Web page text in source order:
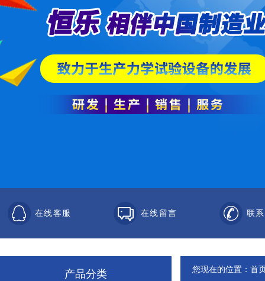
在线客服 在线留言 联
产品分类 您现在的位置： 首